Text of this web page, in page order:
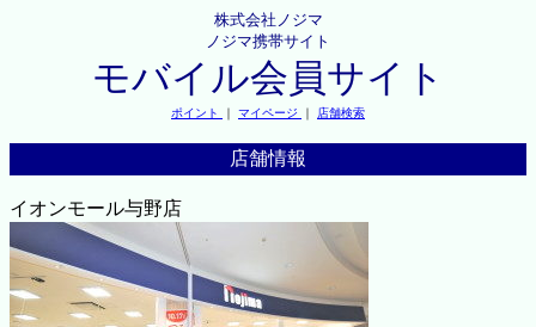
株式会社ノジマ
ノジマ携帯サイト
モバイル会員サイト
ポイント ｜ マイページ ｜ 店舗検索
店舗情報
イオンモール与野店